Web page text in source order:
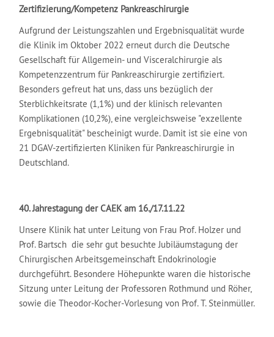
Zertifizierung/Kompetenz Pankreaschirurgie
Aufgrund der Leistungszahlen und Ergebnisqualität wurde
die Klinik im Oktober 2022 erneut durch die Deutsche
Gesellschaft für Allgemein- und Visceralchirurgie als
Kompetenzzentrum für Pankreaschirurgie zertifiziert.
Besonders gefreut hat uns, dass uns bezüglich der
Sterblichkeitsrate (1,1%) und der klinisch relevanten
Komplikationen (10,2%), eine vergleichsweise "exzellente
Ergebnisqualität" bescheinigt wurde. Damit ist sie eine von
21 DGAV-zertifizierten Kliniken für Pankreaschirurgie in
Deutschland.
40. Jahrestagung der CAEK am 16./17.11.22
Unsere Klinik hat unter Leitung von Frau Prof. Holzer und
Prof. Bartsch die sehr gut besuchte Jubiläumstagung der
Chirurgischen Arbeitsgemeinschaft Endokrinologie
durchgeführt. Besondere Höhepunkte waren die historische
Sitzung unter Leitung der Professoren Rothmund und Röher,
sowie die Theodor-Kocher-Vorlesung von Prof. T. Steinmüller.